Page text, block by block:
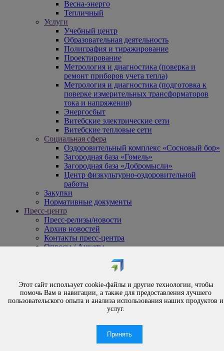
Весна-энерго
Тепличный
Услуги
Учебный центр
Образовательная деятельность
Полиграфия и тиражирование
Проектирование
Метрология и диагностика (поверка и
ремонт приборов учета тепла)
Метрология и диагностика (подготовка к
поверке измерительных трансформаторов
тока и напряжения)
Энергосбыт
Витебские электрические сети
Витебские тепловые сети
Социальная сфера
Оздоровительный комплекс «Сосновый бор»
Загородная база «Гомель»
Загородная база «Добромысли»
Центр физкультурно-оздоровительной
работы
Закупки
Нормативные документы
Пресс-центр
Пресс-релизы/новости
Архив новостей
Контакты пресс-центра
Опросы / Анкеты
Обращения
Порядок рассмотрения обращений
Личный приём
Электронные обращения
Часто задаваемые вопросы
Этот сайт использует cookie-файлы и другие технологии, чтобы
помочь Вам в навигации, а также для предоставления лучшего
пользовательского опыта и анализа использования наших продуктов и
услуг.
Принять